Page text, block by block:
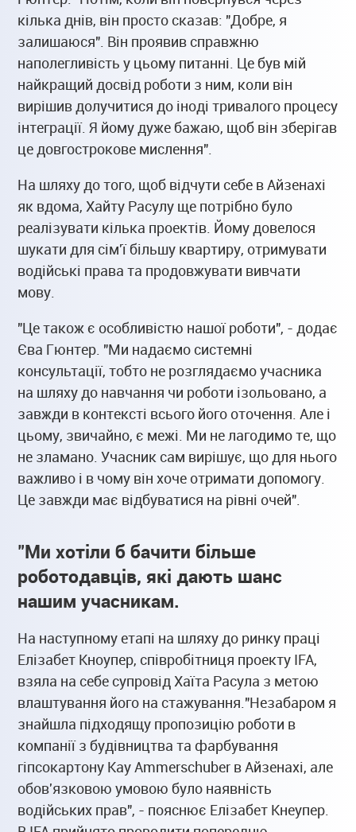
кілька днів, він просто сказав: "Добре, я
залишаюся". Він проявив справжню
наполегливість у цьому питанні. Це був мій
найкращий досвід роботи з ним, коли він
вирішив долучитися до іноді тривалого процесу
інтеграції. Я йому дуже бажаю, щоб він зберігав
це довгострокове мислення".
На шляху до того, щоб відчути себе в Айзенахі
як вдома, Хайту Расулу ще потрібно було
реалізувати кілька проектів. Йому довелося
шукати для сім'ї більшу квартиру, отримувати
водійські права та продовжувати вивчати
мову.
"Це також є особливістю нашої роботи", - додає
Єва Гюнтер. "Ми надаємо системні
консультації, тобто не розглядаємо учасника
на шляху до навчання чи роботи ізольовано, а
завжди в контексті всього його оточення. Але і
цьому, звичайно, є межі. Ми не лагодимо те, що
не зламано. Учасник сам вирішує, що для нього
важливо і в чому він хоче отримати допомогу.
Це завжди має відбуватися на рівні очей".
"Ми хотіли б бачити більше
роботодавців, які дають шанс
нашим учасникам.
На наступному етапі на шляху до ринку праці
Елізабет Кноупер, співробітниця проекту IFA,
взяла на себе супровід Хаїта Расула з метою
влаштування його на стажування."Незабаром я
знайшла підходящу пропозицію роботи в
компанії з будівництва та фарбування
гіпсокартону Kay Ammerschuber в Айзенахі, але
обов'язковою умовою було наявність
водійських прав", - пояснює Елізабет Кнеупер.